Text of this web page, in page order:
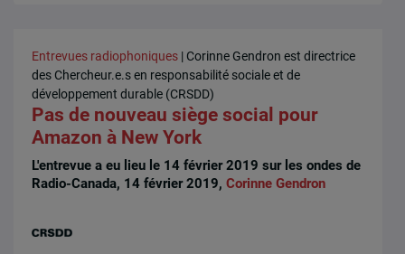
Entrevues radiophoniques | Corinne Gendron est directrice
des Chercheur.e.s en responsabilité sociale et de
développement durable (CRSDD)
Pas de nouveau siège social pour
Amazon à New York
L'entrevue a eu lieu le 14 février 2019 sur les ondes de
Radio-Canada, 14 février 2019,Corinne Gendron